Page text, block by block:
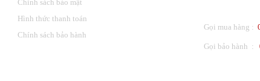
Chính sách bảo mật
Hình thức thanh toán
Chính sách bảo hành
Gọi mua hàng :
Gọi bảo hành :